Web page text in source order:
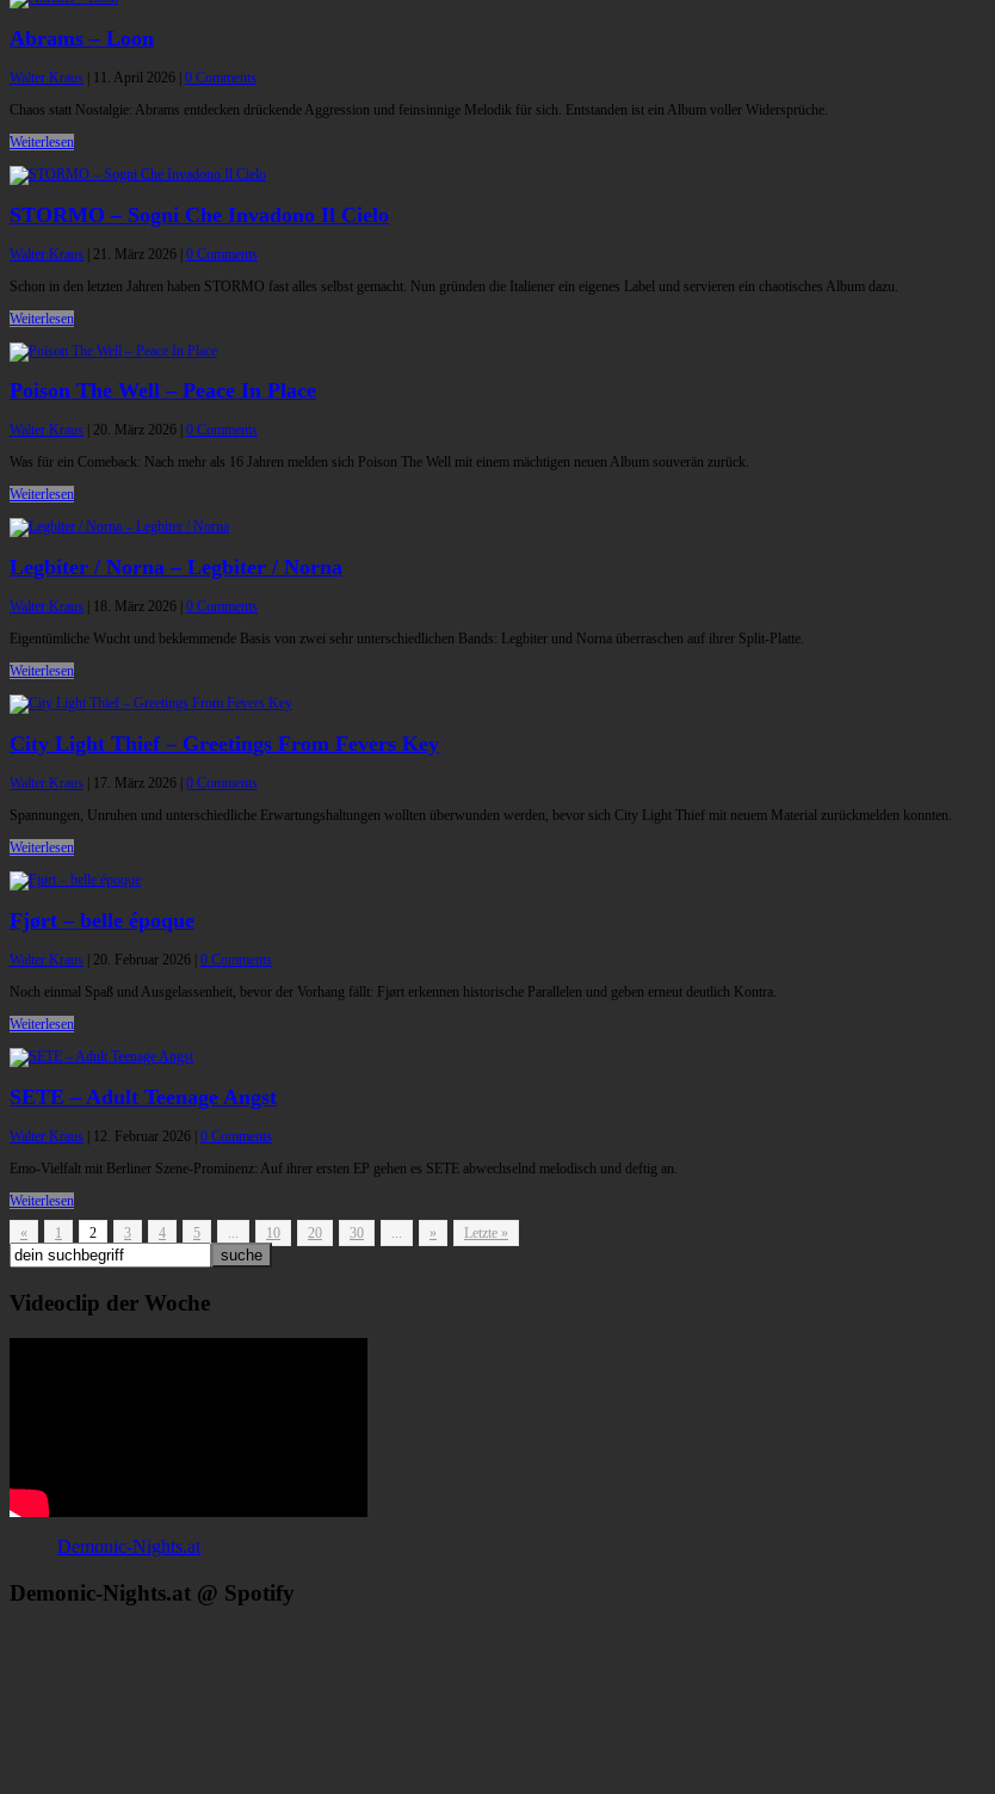
Abrams – Loon
Walter Kraus 11. April 2026 0 Comments
Chaos statt Nostalgie: Abrams entdecken drückende Aggression und feinsinnige Melodik für sich. Entstanden ist ein Album voller Widersprüche.
Weiterlesen
STORMO – Sogni Che Invadono Il Cielo
Walter Kraus 21. März 2026 0 Comments
Schon in den letzten Jahren haben STORMO fast alles selbst gemacht. Nun gründen die Italiener ein eigenes Label und servieren ein chaotisches Album dazu.
Weiterlesen
Poison The Well – Peace In Place
Walter Kraus 20. März 2026 0 Comments
Was für ein Comeback: Nach mehr als 16 Jahren melden sich Poison The Well mit einem mächtigen neuen Album souverän zurück.
Weiterlesen
Legbiter / Norna – Legbiter / Norna
Walter Kraus 18. März 2026 0 Comments
Eigentümliche Wucht und beklemmende Basis von zwei sehr unterschiedlichen Bands: Legbiter und Norna überraschen auf ihrer Split-Platte.
Weiterlesen
City Light Thief – Greetings From Fevers Key
Walter Kraus 17. März 2026 0 Comments
Spannungen, Unruhen und unterschiedliche Erwartungshaltungen wollten überwunden werden, bevor sich City Light Thief mit neuem Material zurückmelden konnten.
Weiterlesen
Fjørt – belle époque
Walter Kraus 20. Februar 2026 0 Comments
Noch einmal Spaß und Ausgelassenheit, bevor der Vorhang fällt: Fjørt erkennen historische Parallelen und geben erneut deutlich Kontra.
Weiterlesen
SETE – Adult Teenage Angst
Walter Kraus 12. Februar 2026 0 Comments
Emo-Vielfalt mit Berliner Szene-Prominenz: Auf ihrer ersten EP gehen es SETE abwechselnd melodisch und deftig an.
Weiterlesen
«
1 2 3 4 5 ... 10 20 30 ... » Letzte »
Videoclip der Woche
Demonic-Nights.at
Demonic-Nights.at @ Spotify